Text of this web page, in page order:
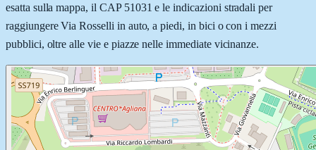
esatta sulla mappa, il CAP 51031 e le indicazioni stradali per
raggiungere Via Rosselli in auto, a piedi, in bici o con i mezzi
pubblici, oltre alle vie e piazze nelle immediate vicinanze.